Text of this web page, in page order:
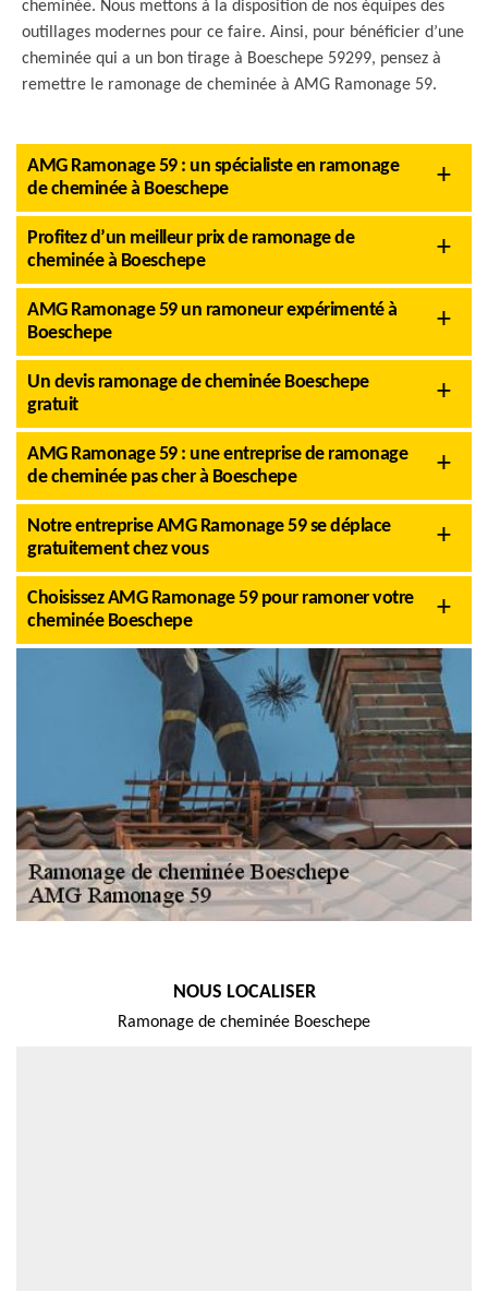
cheminée. Nous mettons à la disposition de nos équipes des
outillages modernes pour ce faire. Ainsi, pour bénéficier d’une
cheminée qui a un bon tirage à Boeschepe 59299, pensez à
remettre le ramonage de cheminée à AMG Ramonage 59.
AMG Ramonage 59 : un spécialiste en ramonage
de cheminée à Boeschepe
Profitez d’un meilleur prix de ramonage de
cheminée à Boeschepe
AMG Ramonage 59 un ramoneur expérimenté à
Boeschepe
Un devis ramonage de cheminée Boeschepe
gratuit
AMG Ramonage 59 : une entreprise de ramonage
de cheminée pas cher à Boeschepe
Notre entreprise AMG Ramonage 59 se déplace
gratuitement chez vous
Choisissez AMG Ramonage 59 pour ramoner votre
cheminée Boeschepe
NOUS LOCALISER
Ramonage de cheminée Boeschepe